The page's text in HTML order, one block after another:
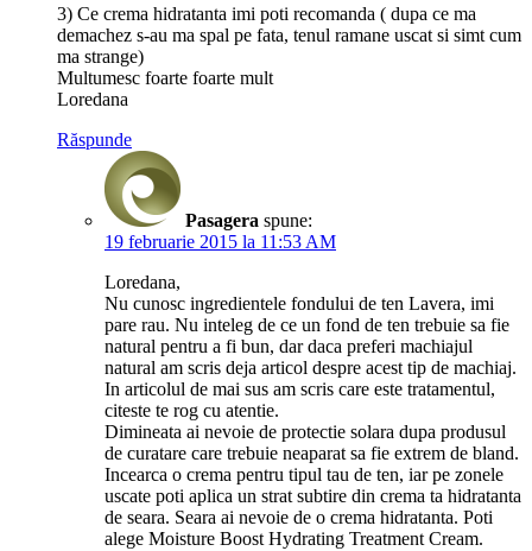
3) Ce crema hidratanta imi poti recomanda ( dupa ce ma
demachez s-au ma spal pe fata, tenul ramane uscat si simt cum
ma strange)
Multumesc foarte foarte mult
Loredana
Răspunde
Pasagera spune:
19 februarie 2015 la 11:53 AM
Loredana,
Nu cunosc ingredientele fondului de ten Lavera, imi
pare rau. Nu inteleg de ce un fond de ten trebuie sa fie
natural pentru a fi bun, dar daca preferi machiajul
natural am scris deja articol despre acest tip de machiaj.
In articolul de mai sus am scris care este tratamentul,
citeste te rog cu atentie.
Dimineata ai nevoie de protectie solara dupa produsul
de curatare care trebuie neaparat sa fie extrem de bland.
Incearca o crema pentru tipul tau de ten, iar pe zonele
uscate poti aplica un strat subtire din crema ta hidratanta
de seara. Seara ai nevoie de o crema hidratanta. Poti
alege Moisture Boost Hydrating Treatment Cream.